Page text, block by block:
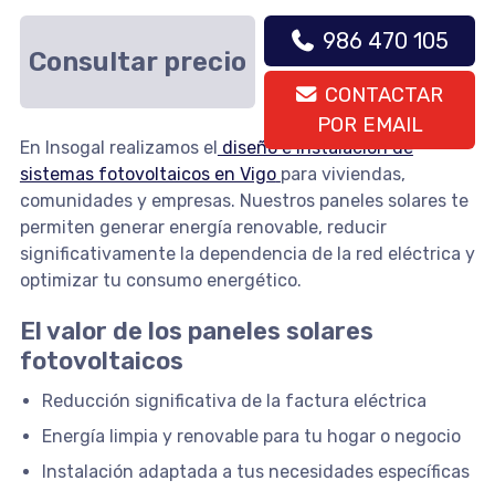
Consultar precio
986 470 105
CONTACTAR
POR EMAIL
En Insogal realizamos el diseño e instalación de
sistemas fotovoltaicos en Vigo para viviendas,
comunidades y empresas. Nuestros paneles solares te
permiten generar energía renovable, reducir
significativamente la dependencia de la red eléctrica y
optimizar tu consumo energético.
El valor de los paneles solares
fotovoltaicos
Reducción significativa de la factura eléctrica
Energía limpia y renovable para tu hogar o negocio
Instalación adaptada a tus necesidades específicas